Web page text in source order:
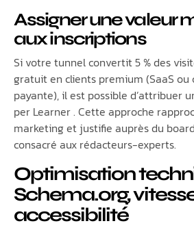
Assigner une valeur
aux inscriptions
Si votre tunnel convertit 5 % des
gratuit en clients premium (SaaS ou
payante), il est possible d’attribuer
per Learner . Cette approche
marketing et justifie auprès du
consacré aux rédacteurs-experts.
Optimisation
Schema.org,
accessibilité